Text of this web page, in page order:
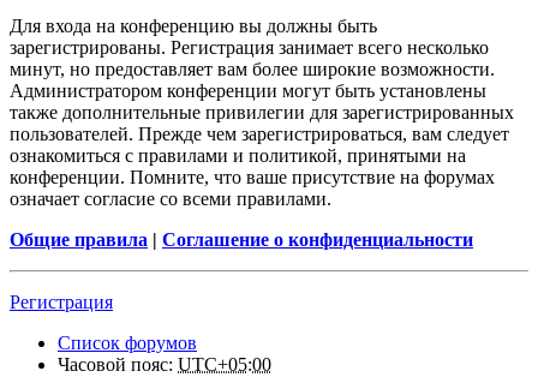
Для входа на конференцию вы должны быть
зарегистрированы. Регистрация занимает всего несколько
минут, но предоставляет вам более широкие возможности.
Администратором конференции могут быть установлены
также дополнительные привилегии для зарегистрированных
пользователей. Прежде чем зарегистрироваться, вам следует
ознакомиться с правилами и политикой, принятыми на
конференции. Помните, что ваше присутствие на форумах
означает согласие со всеми правилами.
Общие правила | Соглашение о конфиденциальности
Регистрация
Список форумов
Часовой пояс: UTC+05:00